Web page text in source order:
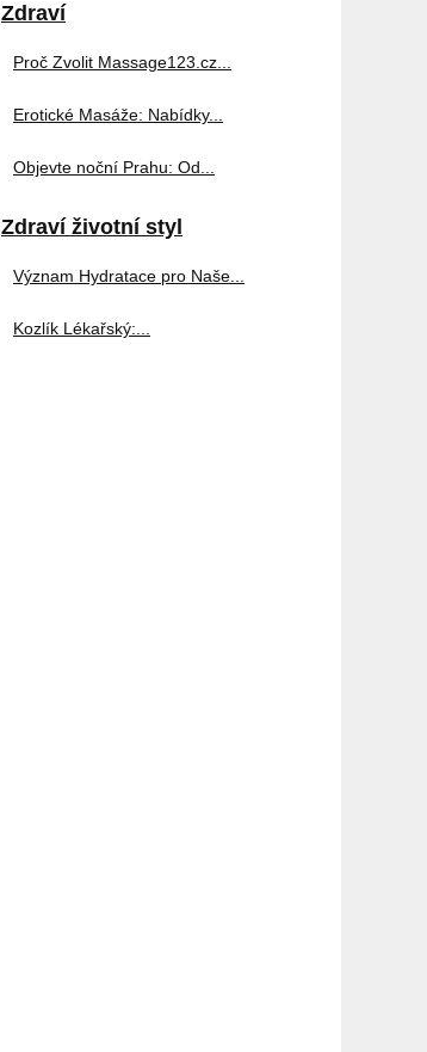
Zdraví
Proč Zvolit Massage123.cz...
Erotické Masáže: Nabídky...
Objevte noční Prahu: Od...
Zdraví životní styl
Význam Hydratace pro Naše...
Kozlík Lékařský:...